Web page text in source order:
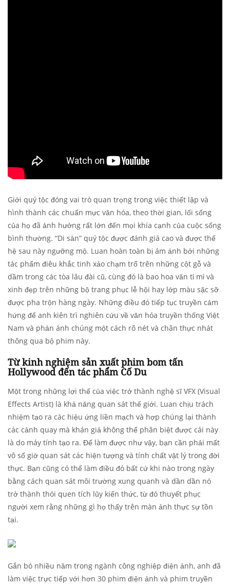
Giới quý tộc đóng vai trò quan trọng trong việc thiết lập và
hình thành các chuẩn mực văn hóa, theo thời gian, lối sống
của họ đã ảnh hưởng rất lớn đến mọi khía cạnh của cuộc sống
bình thường. “Di sản” quý tộc được đánh giá cao và được thế
hệ sau này ngưỡng mộ. Luan hoàn toàn bị ám ảnh bởi những
tác phẩm điêu khắc tinh xảo chạm trổ trên những cột gỗ và
dầm trong các tòa lâu đài cũ, cùng đó là bao hoa văn tỉ mỉ và
xinh đẹp trên những bộ trang phục lễ hội hay lớp màu sặc sỡ
được pha trộn hàng ngày. Những điều đó tiếp tục truyền cảm
hứng để anh kiên trì nghiên cứu về văn hóa truyền thống Việt
Nam và phản ánh chúng một cách rõ nét và chân thực nhát
thông qua bộ phim này.
Từ kinh nghiệm sản xuất phim bom tấn
Hollywood đến tác phẩm Cố Du
Một trong những lợi thế của việc trở thành nghệ sĩ VFX (Visual
Effects Artist) là khả năng quan sát thế giới. Luan chịu trách
nhiệm tạo ra các hiệu ứng liền mạch và hợp chúng lại thành
các cảnh quay mà khán giả không thể phân biệt được cái này
là do máy tính tạo ra. Để làm được như vậy, bạn cần phải mất
vô số giờ quan sát các hiện tượng và tính chất vật lý trong đời
thực. Bạn cũng có thể làm điều đó bất cứ khi nào trong ngày
bằng cách quan sát môi trường xung quanh và dần dần nó
trở thành thói quen tích lũy kiến thức, từ đó thuyết phục
người xem rằng những gì họ thấy trên màn ảnh thực sự tồn
tại.
Gắn bó nhiều năm trong ngành công nghiệp điện ảnh, anh đã
làm việc trực tiếp với hơn 30 phim điện ảnh và phim truyền